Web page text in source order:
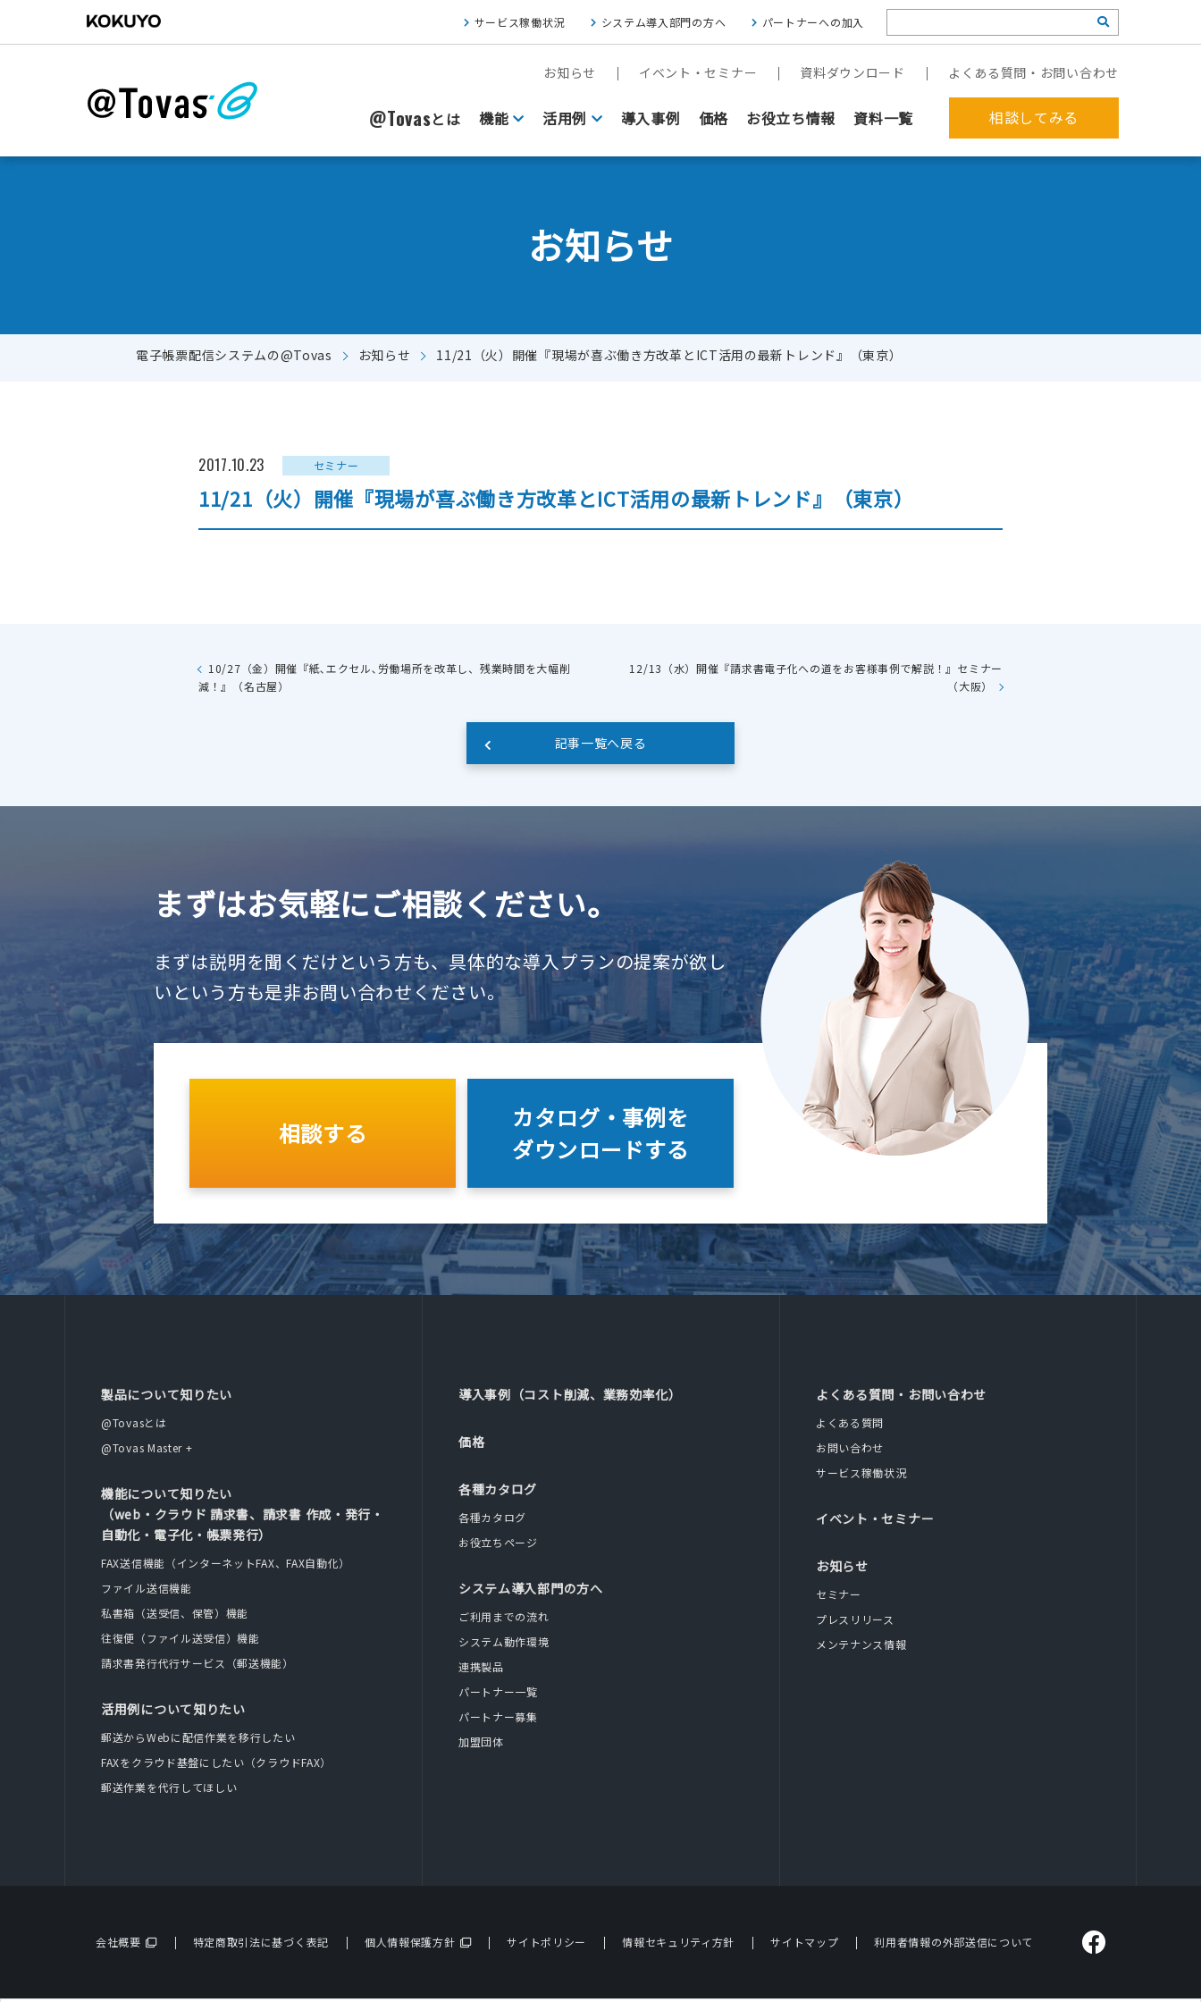
サービス稼働状況 システム導入部門の方へ パートナーへの加入
お知らせ イベント・セミナー 資料ダウンロード よくある質問・お問い合わせ
@Tovasとは 機能 活用例 導入事例 価格 お役立ち情報 資料一覧 相談してみる
お知らせ
電子帳票配信システムの@Tovas お知らせ 11/21（火）開催『現場が喜ぶ働き方改革とICT活用の最新トレンド』（東京）
2017.10.23 セミナー
11/21（火）開催『現場が喜ぶ働き方改革とICT活用の最新トレンド』（東京）
10/27（金）開催『紙､エクセル､労働場所を改革し、残業時間を大幅削
減！』（名古屋）
12/13（水）開催『請求書電子化への道をお客様事例で解説！』セミナー
（大阪）
記事一覧へ戻る
まずはお気軽にご相談ください。
まずは説明を聞くだけという方も、具体的な導入プランの提案が欲し
いという方も是非お問い合わせください。
相談する
カタログ・事例を
ダウンロードする
製品について知りたい
@Tovasとは
@Tovas Master +
機能について知りたい
（web・クラウド 請求書、請求書 作成・発行・
自動化・電子化・帳票発行）
FAX送信機能（インターネットFAX、FAX自動化）
ファイル送信機能
私書箱（送受信、保管）機能
往復便（ファイル送受信）機能
請求書発行代行サービス（郵送機能）
活用例について知りたい
郵送からWebに配信作業を移行したい
FAXをクラウド基盤にしたい（クラウドFAX）
郵送作業を代行してほしい
導入事例（コスト削減、業務効率化）
価格
各種カタログ
各種カタログ
お役立ちページ
システム導入部門の方へ
ご利用までの流れ
システム動作環境
連携製品
パートナー一覧
パートナー募集
加盟団体
よくある質問・お問い合わせ
よくある質問
お問い合わせ
サービス稼働状況
イベント・セミナー
お知らせ
セミナー
プレスリリース
メンテナンス情報
会社概要 特定商取引法に基づく表記 個人情報保護方針 サイトポリシー 情報セキュリティ方針 サイトマップ 利用者情報の外部送信について